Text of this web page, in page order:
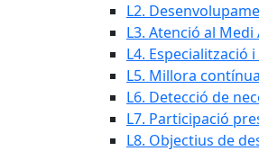
L2.
L3. Atenció al
L4. Especialització
L5. Millora contínua
L6. Detecció de
L7. Participació
L8. Objectius de